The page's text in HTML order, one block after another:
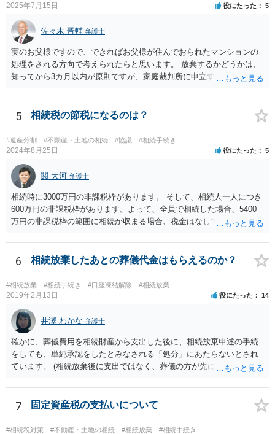
2025年7月15日 役にたった 5
佐々木 晋輔 弁護士
実のお父様ですので、できればお父様が住んでおられたマンションの
処理をされる方向で考えられたらと思います。 放棄するかどうかは、
知ってから3カ月以内が原則ですが、家庭裁判所に申立すれば3カ月の
放棄するかどうか決めることができます。 銀行やサラ金が数年も放置
することはありませんので、数年後に借金が発見される可能性はほぼ
ありません。 なお、私が扱った相続放棄を検討していた案件で、期間
伸長して調査したところ、サラ金に対する過払金など相当な財産が見
つかったため相続したという事例がありました。
5 相続税の節税になるのは？
#遺産分割 #不動産・土地の相続 #協議 #相続手続き
2024年8月25日 役にたった 5
関 大河 弁護士
相続時に3000万円の非課税枠があります。 そして、相続人一人につき
600万円の非課税枠があります。よって、全員で相続した場合、5400
万円の非課税枠の範囲に相続が収まる場合、税金はなしです。 一人が
範囲となります。 一般的には、全員で相続する方が税金はお得です。
また、全員で相続しても、話し合いの結果、親がすべて相続と決める
こともできます。この場合でも相続の非課税枠は、全員で相続した540
0万円分使えます。 父が亡くなり、母が全部相続すると、母から三人
で相続する際は、4800万円が非課税枠となります。 そうすると、母が
亡くなってから相続すると、両親のどちらかが亡くなってから相続す
るより非課税の枠が減少します。 計画的に相続をするのがおすすめと
いうことになります。これ以外にも気をつける点はあるかもしれませ
んので、一度相談して想定するのがおすすめと思います。
6 相続放棄したあとの葬儀代金はもらえるのか？
#相続放棄 #相続手続き #口座凍結解除 #相続放棄
2019年2月13日 役にたった 14
井澤 わかな 弁護士
確かに、葬儀費用を相続財産から支出した後に、相続放棄申述の手続
をしても、単純承認をしたとみなされる「処分」にあたらないとされ
ています。 (相続放棄後に支出ではなく、葬儀の方が先に来るのが通常
述の手続ということだと思いますが) ただ、葬儀費用ならいくらでもよ
いということではなく、身分相応の、社会的儀式として当然認められ
る程度の金額に留まると考えた方がよいです。 もし、相続人の皆さん
に葬儀費用を支出する経済力がなく、質素な葬儀を行った費用であれ
7 固定資産税の支払いについて
#相続税対策 #不動産・土地の相続 #相続放棄 #相続手続き